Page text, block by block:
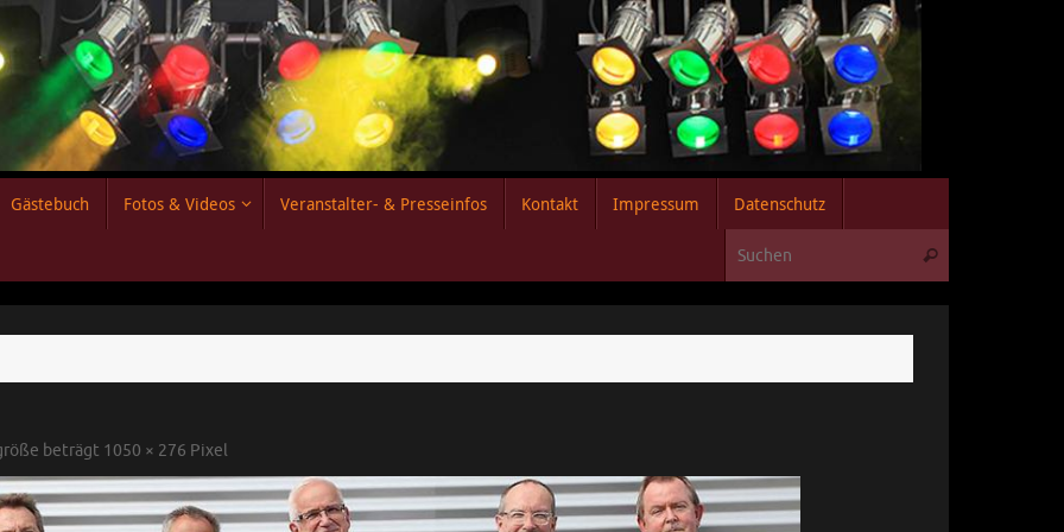
Gästebuch Fotos & Videos Veranstalter- & Presseinfos Kontakt Impressum
Datenschutz
Suchen
beträgt 1050 × 276 Pixel